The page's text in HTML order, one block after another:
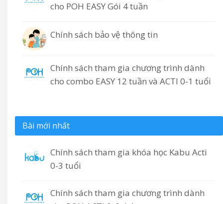
cho POH EASY Gói 4 tuần
Chính sách bảo vệ thông tin
Chính sách tham gia chương trình dành
cho combo EASY 12 tuần và ACTI 0-1 tuổi
Bài mới nhất
Chính sách tham gia khóa học Kabu Acti
0-3 tuổi
Chính sách tham gia chương trình dành